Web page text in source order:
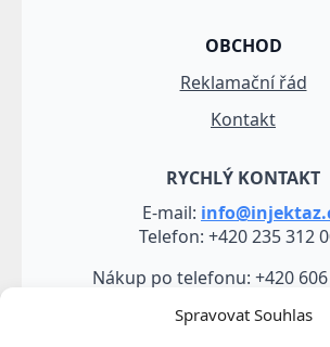
Spravovat Souhlas
OBCHOD
Reklamační řád
Kontakt
RYCHLÝ KONTAKT
E-mail:
Telefon: +420 235 312
Nákup po telefonu: +420